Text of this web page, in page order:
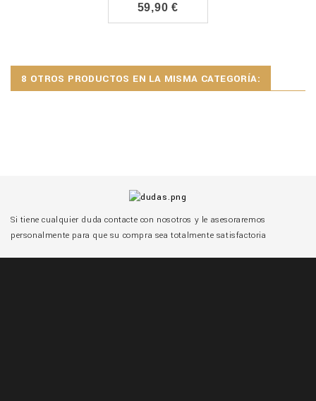
59,90 €
8 OTROS PRODUCTOS EN LA MISMA CATEGORÍA:
Si tiene cualquier duda contacte con nosotros y le asesoraremos
personalmente para que su compra sea totalmente satisfactoria